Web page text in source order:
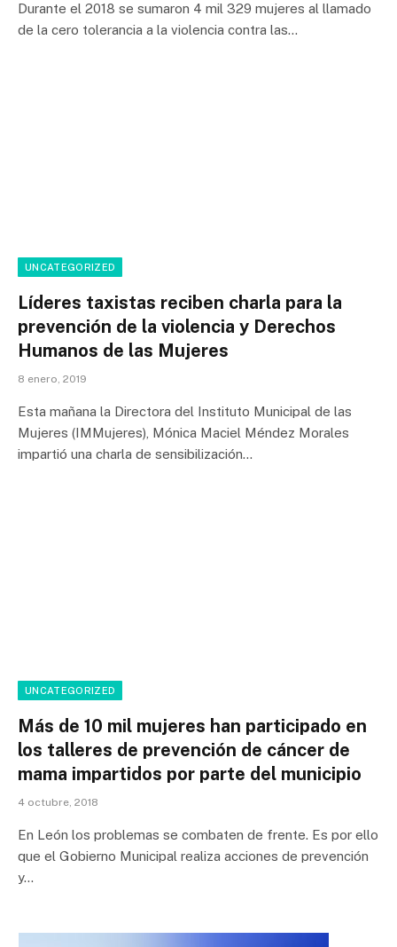
Durante el 2018 se sumaron 4 mil 329 mujeres al llamado
de la cero tolerancia a la violencia contra las…
UNCATEGORIZED
Líderes taxistas reciben charla para la
prevención de la violencia y Derechos
Humanos de las Mujeres
8 enero, 2019
Esta mañana la Directora del Instituto Municipal de las
Mujeres (IMMujeres), Mónica Maciel Méndez Morales
impartió una charla de sensibilización…
UNCATEGORIZED
Más de 10 mil mujeres han participado en
los talleres de prevención de cáncer de
mama impartidos por parte del municipio
4 octubre, 2018
En León los problemas se combaten de frente. Es por ello
que el Gobierno Municipal realiza acciones de prevención
y…